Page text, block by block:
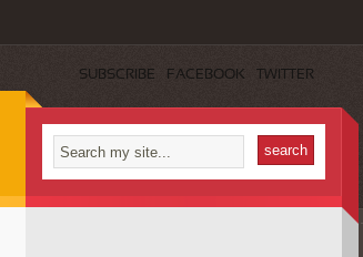
SUBSCRIBE FACEBOOK TWITTER